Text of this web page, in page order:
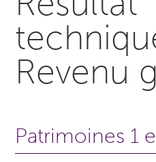
Revenu
Patrimoines 1